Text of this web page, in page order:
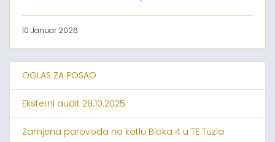
10 Januar 2026
OGLAS ZA POSAO
Eksterni audit 28.10.2025.
Zamjena parovoda na kotlu Bloka 4 u TE Tuzla